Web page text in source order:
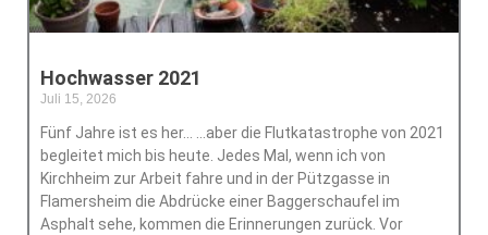
Hochwasser 2021
Juli 15, 2026
Fünf Jahre ist es her… …aber die Flutkatastrophe von 2021
begleitet mich bis heute. Jedes Mal, wenn ich von
Kirchheim zur Arbeit fahre und in der Pützgasse in
Flamersheim die Abdrücke einer Baggerschaufel im
Asphalt sehe, kommen die Erinnerungen zurück. Vor